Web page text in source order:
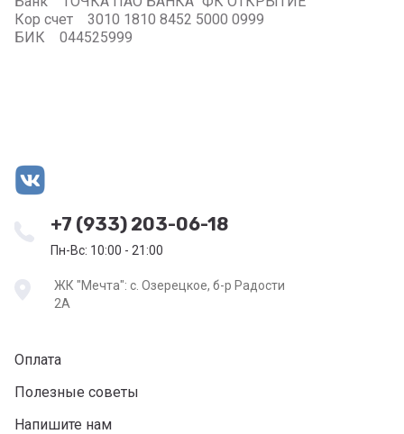
Кор счет 3010 1810 8452 5000 0999
БИК 044525999
+7 (933) 203-06-18
Пн-Вс: 10:00 - 21:00
ЖК "Мечта": с. Озерецкое, б-р Радости
2А
Оплата
Полезные советы
Напишите нам